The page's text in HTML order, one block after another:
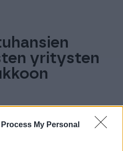
My Personal
yritysten